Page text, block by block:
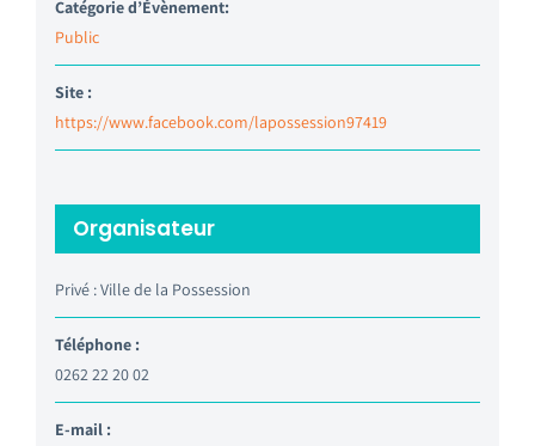
Catégorie d’Évènement:
Public
Site :
https://www.facebook.com/lapossession97419
Organisateur
Privé : Ville de la Possession
Téléphone :
0262 22 20 02
E-mail :